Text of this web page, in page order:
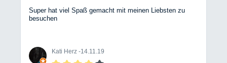
Super hat viel Spaß gemacht mit meinen Liebsten zu
besuchen
Kati Herz -14.11.19